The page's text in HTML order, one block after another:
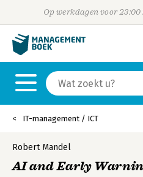
Op werkdagen voor
IT-management / ICT
Robert Mandel
AI and Early